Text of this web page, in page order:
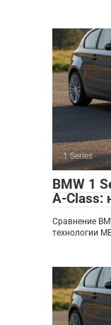
1 Series
BMW 1
A-Class:
Сравнение
технологии